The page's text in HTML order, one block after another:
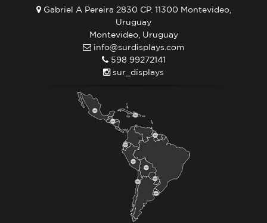
Gabriel A Pereira 2830 CP. 11300 Montevideo,
Uruguay
Montevideo, Uruguay
info@surdisplays.com
598 99272141
sur_displays